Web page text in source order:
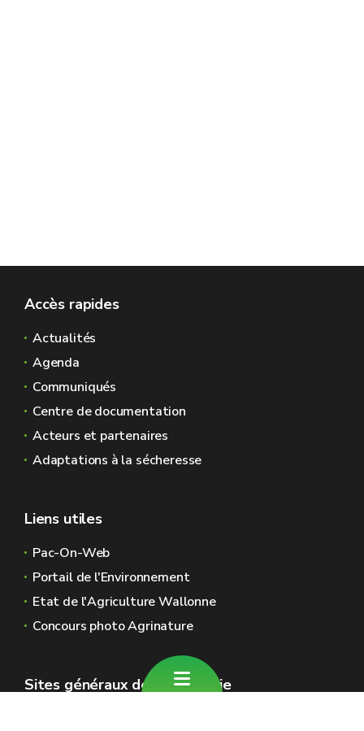
Accès rapides
Actualités
Agenda
Communiqués
Centre de documentation
Acteurs et partenaires
Adaptations à la sécheresse
Liens utiles
Pac-On-Web
Portail de l'Environnement
Etat de l'Agriculture Wallonne
Concours photo Agrinature
Sites généraux de la Wallonie